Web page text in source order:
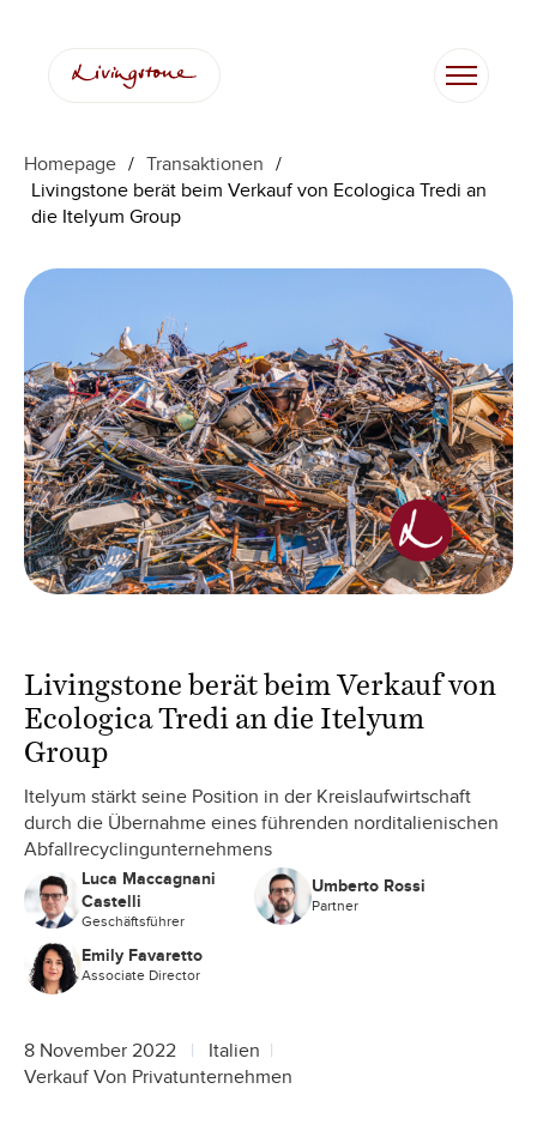
Homepage / Transaktionen /
Livingstone berät beim Verkauf von Ecologica Tredi an
die Itelyum Group
Livingstone berät beim Verkauf von
Ecologica Tredi an die Itelyum
Group
Itelyum stärkt seine Position in der Kreislaufwirtschaft
durch die Übernahme eines führenden norditalienischen
Abfallrecyclingunternehmens
Luca Maccagnani
Castelli
Geschäftsführer
Umberto Rossi
Partner
Emily Favaretto
Associate Director
8 November 2022
Italien
Verkauf Von Privatunternehmen